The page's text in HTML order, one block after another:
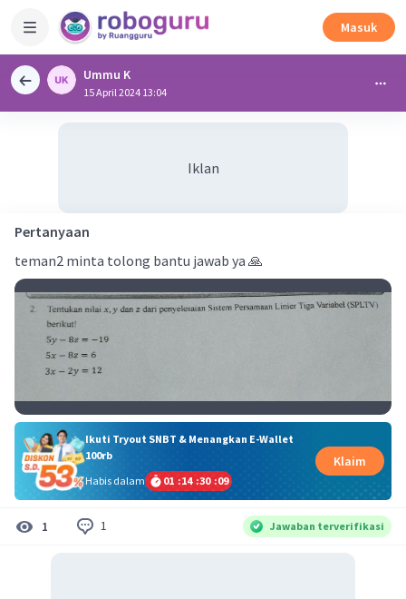
Masuk
Ummu K
15 April 2024 13:04
Iklan
Pertanyaan
teman2 minta tolong bantu jawab ya 🙏
Ikuti Tryout SNBT & Menangkan E-Wallet
100rb
Habis dalam
01 :14 :30 :09
Klaim
1 1 Jawaban terverifikasi